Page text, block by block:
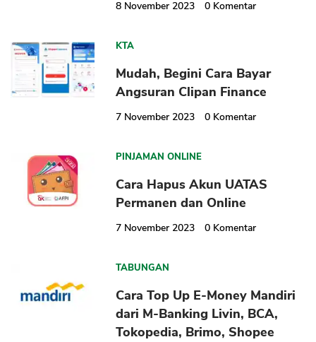
8 November 2023 0 Komentar
KTA
Mudah, Begini Cara Bayar
Angsuran Clipan Finance
7 November 2023 0 Komentar
PINJAMAN ONLINE
Cara Hapus Akun UATAS
Permanen dan Online
7 November 2023 0 Komentar
TABUNGAN
Cara Top Up E-Money Mandiri
dari M-Banking Livin, BCA,
Tokopedia, Brimo, Shopee